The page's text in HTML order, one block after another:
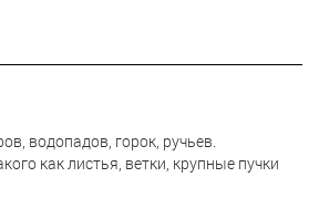
водопадов, горок, ручьев.
как листья, ветки, крупные пучки